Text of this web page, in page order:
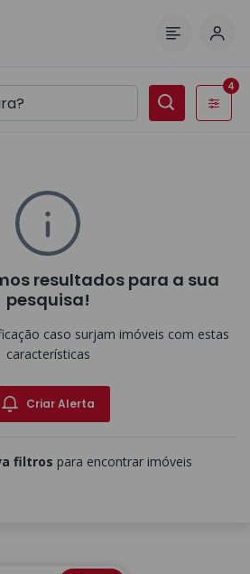
Filtros
4
resultados para a sua
pesquisa!
caso surjam imóveis com estas
características
Criar Alerta
filtros para encontrar imóveis